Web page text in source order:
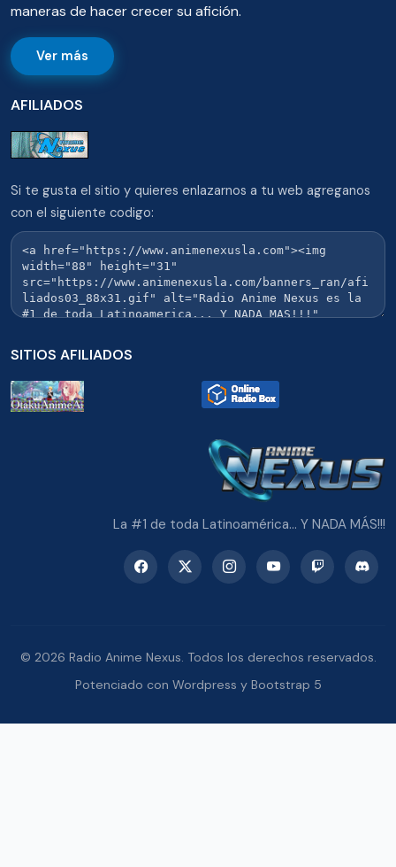
maneras de hacer crecer su afición.
Ver más
AFILIADOS
Si te gusta el sitio y quieres enlazarnos a tu web agreganos
con el siguiente codigo:
SITIOS AFILIADOS
La #1 de toda Latinoamérica... Y NADA MÁS!!!
© 2026 Radio Anime Nexus. Todos los derechos reservados.
Potenciado con Wordpress y Bootstrap 5